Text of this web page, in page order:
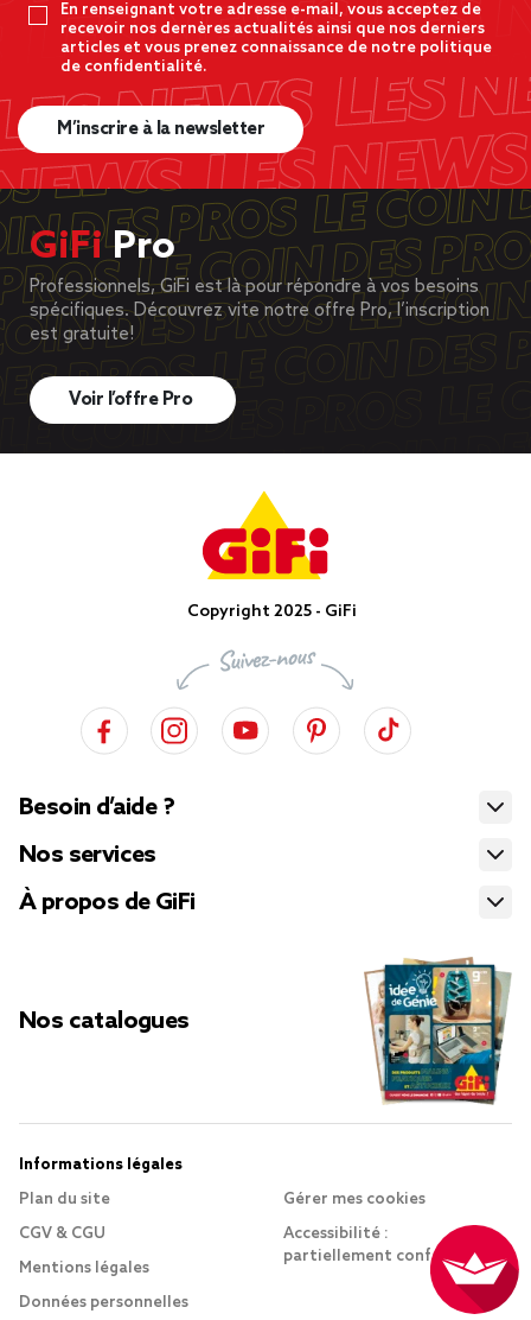
En renseignant votre adresse e-mail, vous acceptez de
recevoir nos dernères actualités ainsi que nos derniers
articles et vous prenez connaissance de notre politique
de confidentialité.
M’inscrire à la newsletter
GiFiPro
Professionnels, GiFi est là pour répondre à vos besoins
spécifiques. Découvrez vite notre offre Pro, l’inscription
est gratuite!
Voir l’offre Pro
Copyright 2025 - GiFi
Besoin d’aide ?
Nos services
À propos de GiFi
Nos catalogues
Informations légales
Plan du site
CGV & CGU
Mentions légales
Données personnelles
Gérer mes cookies
Accessibilité :
partiellement conforme